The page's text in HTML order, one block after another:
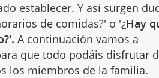
establecer. Y así surgen
de comidas?' o '¿Hay
A continuación vamos a
que todo podáis disfrutar
los miembros de la familia.